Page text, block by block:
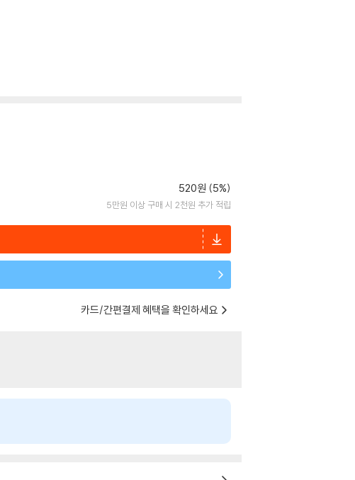
520원 (5%)
5만원 이상 구매 시 2천원 추가 적립
카드/간편결제 혜택을 확인하세요